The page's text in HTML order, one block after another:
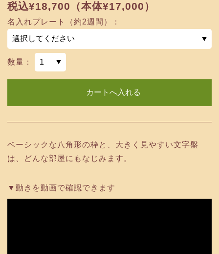
税込¥18,700（本体¥17,000）
名入れプレート（約2週間）：
数量：
ベーシックな八角形の枠と、大きく見やすい文字盤
は、どんな部屋にもなじみます。
動きを動画で確認できます